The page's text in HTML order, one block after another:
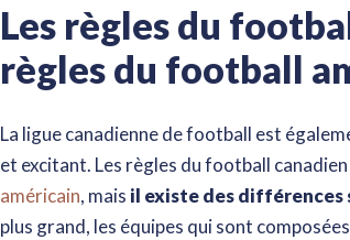
Les règles du
règles du football
La ligue canadienne de football est
et excitant. Les règles du football
américain, mais il existe des différences
plus grand, les équipes qui sont